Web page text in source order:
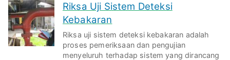
Riksa Uji Sistem Deteksi
Kebakaran
Riksa uji sistem deteksi kebakaran adalah
proses pemeriksaan dan pengujian
menyeluruh terhadap sistem yang dirancang